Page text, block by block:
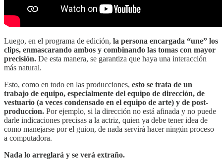
Luego, en el programa de edición, la persona encargada “une” los
clips, enmascarando ambos y combinando las tomas con mayor
precisión. De esta manera, se garantiza que haya una interacción
más natural.
Esto, como en todo en las producciones, esto se trata de un
trabajo de equipo, especialmente del equipo de dirección, de
vestuario (a veces condensado en el equipo de arte) y de post-
produccion. Por ejemplo, si la dirección no está afinada y no puede
darle indicaciones precisas a la actriz, quien ya debe tener idea de
como manejarse por el guion, de nada servirá hacer ningún proceso
a computadora.
Nada lo arreglará y se verá extraño.